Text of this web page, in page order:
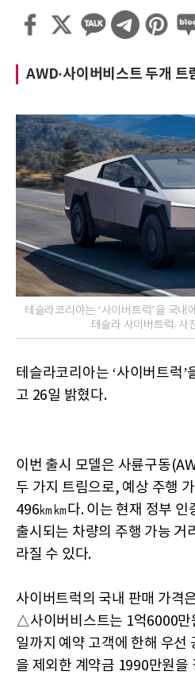
AWD·사이버비스트 두개 트
테슬라코리아는 ‘사이버트럭’을 국내
테슬라 사이버트럭. 사
테슬라코리아는 ‘사이버트럭’
고 26일 밝혔다.
이번 출시 모델은 사륜구동
두 가지 트림으로, 예상 주행
496㎞㎞다. 이는 현재 정부 인
출시되는 차량의 주행 가능 거
라질 수 있다.
사이버트럭의 국내 판매 가격
△사이버비스트는 1억6000만
일까지 예약 고객에 한해 우선
을 제외한 계약금 1990만원을